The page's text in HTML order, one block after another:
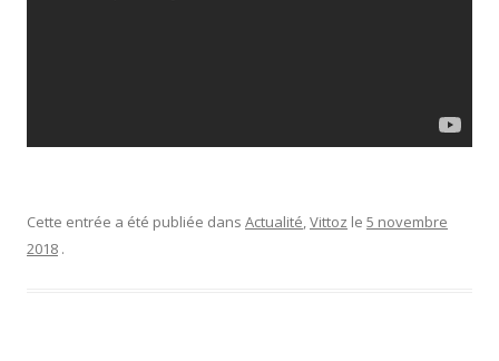
Cette entrée a été publiée dans Actualité,Vittoz le 5 novembre
2018 .